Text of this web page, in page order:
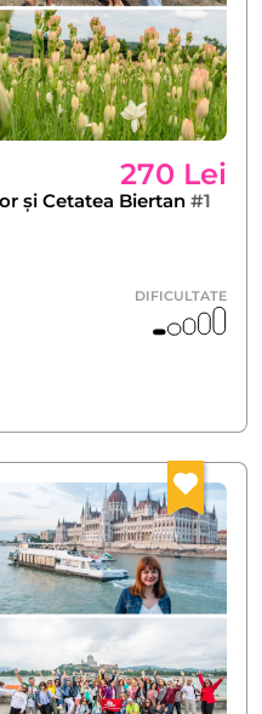
270 Lei
și Cetatea Biertan #1
DIFICULTATE